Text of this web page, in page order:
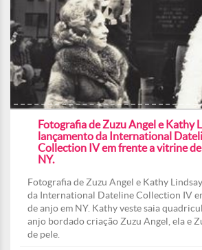
Fotografia de Zuzu Angel e Kathy
lançamento da International
Collection IV em frente a vitrine
NY.
Fotografia de Zuzu Angel e Kathy
da International Dateline Collection IV
de anjo em NY. Kathy veste saia
anjo bordado criação Zuzu Angel, ela e
de pele.